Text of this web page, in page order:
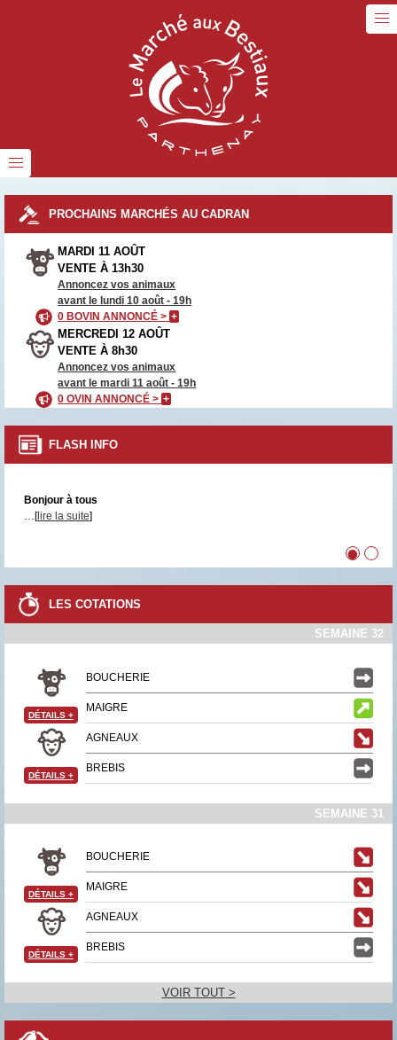
PROCHAINS MARCHÉS AU CADRAN
MARDI 11 AOÛT
VENTE À 13h30
Annoncez vos animaux
avant le lundi 10 août - 19h
0 BOVIN ANNONCÉ >+
MERCREDI 12 AOÛT
VENTE À 8h30
Annoncez vos animaux
avant le mardi 11 août - 19h
0 OVIN ANNONCÉ >+
FLASH INFO
Bonjour à tous
…[lire la suite]
••
LES COTATIONS
SEMAINE 32
BOUCHERIE
MAIGRE
DÉTAILS +
AGNEAUX
BREBIS
DÉTAILS +
SEMAINE 31
BOUCHERIE
MAIGRE
DÉTAILS +
AGNEAUX
BREBIS
DÉTAILS +
VOIR TOUT >